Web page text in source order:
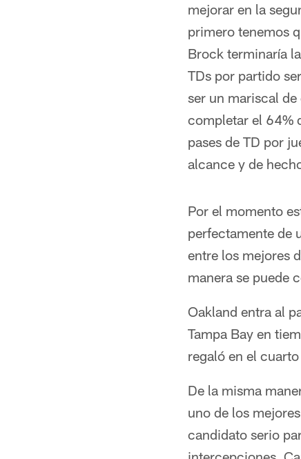
mejorar en la
primero tenemos
Brock terminaría
TDs por partido
ser un mariscal
completar el 64%
pases de TD por
alcance y de
Por el momento
perfectamente de
entre los mejores
manera se puede
Oakland entra al
Tampa Bay en
regaló en el
De la misma
uno de los
candidato serio